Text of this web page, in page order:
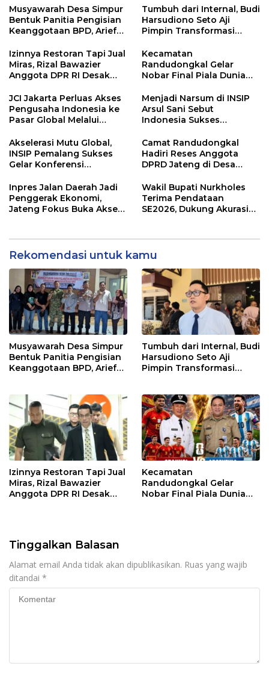
Musyawarah Desa Simpur
Bentuk Panitia Pengisian
Keanggotaan BPD, Arief
Sebagai Ketua
Tumbuh dari Internal, Budi
Harsudiono Seto Aji
Pimpin Transformasi
Izinnya Restoran Tapi Jual
Miras, Rizal Bawazier
Anggota DPR RI Desak
Ditutup!
Kecamatan
Randudongkal Gelar
Nobar Final Piala Dunia
Ramaikan Acara
JCI Jakarta Perluas Akses
Pengusaha Indonesia ke
Pasar Global Melalui
Singapura
Menjadi Narsum di INSIP
Arsul Sani Sebut
Indonesia Sukses
Selaras dengan Konstitusi
Modern
Akselerasi Mutu Global,
INSIP Pemalang Sukses
Gelar Konferensi
Camat Randudongkal
Hadiri Reses Anggota
DPRD Jateng di Desa
Inpres Jalan Daerah Jadi
Penggerak Ekonomi,
Jateng Fokus Buka Akses
Wakil Bupati Nurkholes
Terima Pendataan
SE2026, Dukung Akurasi
Rekomendasi untuk kamu
Musyawarah Desa Simpur
Bentuk Panitia Pengisian
Keanggotaan BPD, Arief
Tumbuh dari Internal, Budi
Harsudiono Seto Aji
Pimpin Transformasi
Izinnya Restoran Tapi Jual
Miras, Rizal Bawazier
Anggota DPR RI Desak
Kecamatan
Randudongkal Gelar
Nobar Final Piala Dunia
Tinggalkan Balasan
Alamat email Anda tidak akan dipublikasikan. Ruas yang wajib
ditandai *